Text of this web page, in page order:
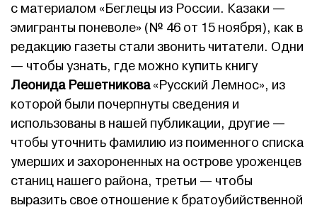
с материалом «Беглецы из России. Казаки —
эмигранты поневоле» (№ 46 от 15 ноября), как в
редакцию газеты стали звонить читатели. Одни
— чтобы узнать, где можно купить книгу
Леонида Решетникова«Русский Лемнос», из
которой были почерпнуты сведения и
использованы в нашей публикации, другие —
чтобы уточнить фамилию из поименного списка
умерших и захороненных на острове уроженцев
станиц нашего района, третьи — чтобы
выразить свое отношение к братоубийственной